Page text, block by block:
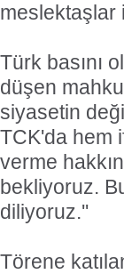
meslektaşlar
Türk basını
düşen
siyasetin
TCK'da hem
verme
bekliyoruz.
diliyoruz.''
Törene